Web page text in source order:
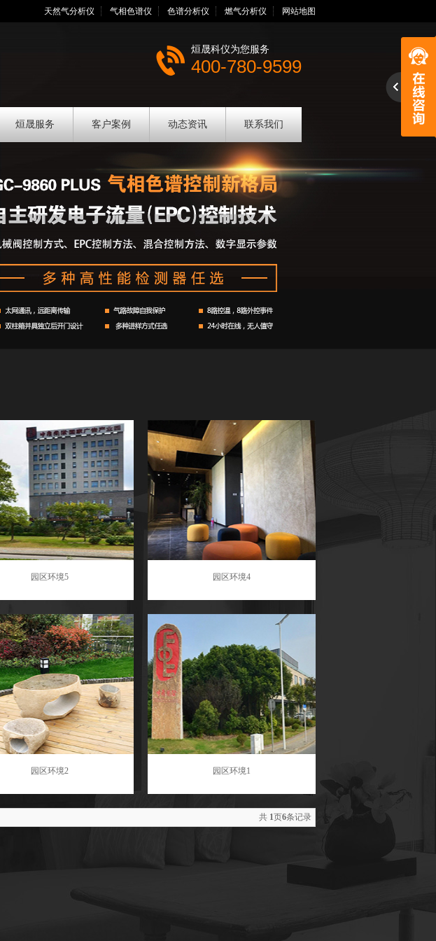
天然气分析仪 气相色谱仪 色谱分析仪 燃气分析仪 网站地图
烜晟科仪为您服务
400-780-9599
烜晟服务 客户案例 动态资讯 联系我们
园区环境5 园区环境4
园区环境2 园区环境1
共 1页6条记录